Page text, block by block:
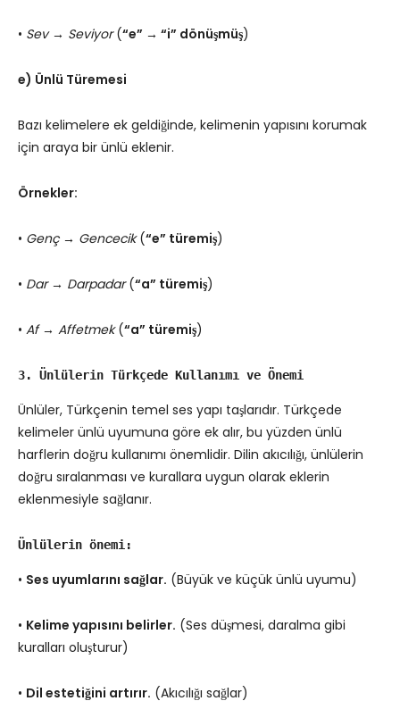
• Sev → Seviyor(“e” → “i” dönüşmüş)
e) Ünlü Türemesi
Bazı kelimelere ek geldiğinde, kelimenin yapısını korumak
için araya bir ünlü eklenir.
Örnekler:
• Genç → Gencecik(“e” türemiş)
• Dar → Darpadar(“a” türemiş)
• Af → Affetmek(“a” türemiş)
3. Ünlülerin Türkçede Kullanımı ve Önemi
Ünlüler, Türkçenin temel ses yapı taşlarıdır. Türkçede
kelimeler ünlü uyumuna göre ek alır, bu yüzden ünlü
harflerin doğru kullanımı önemlidir. Dilin akıcılığı, ünlülerin
doğru sıralanması ve kurallara uygun olarak eklerin
eklenmesiyle sağlanır.
Ünlülerin önemi:
• Ses uyumlarını sağlar. (Büyük ve küçük ünlü uyumu)
• Kelime yapısını belirler. (Ses düşmesi, daralma gibi
kuralları oluşturur)
• Dil estetiğini artırır. (Akıcılığı sağlar)